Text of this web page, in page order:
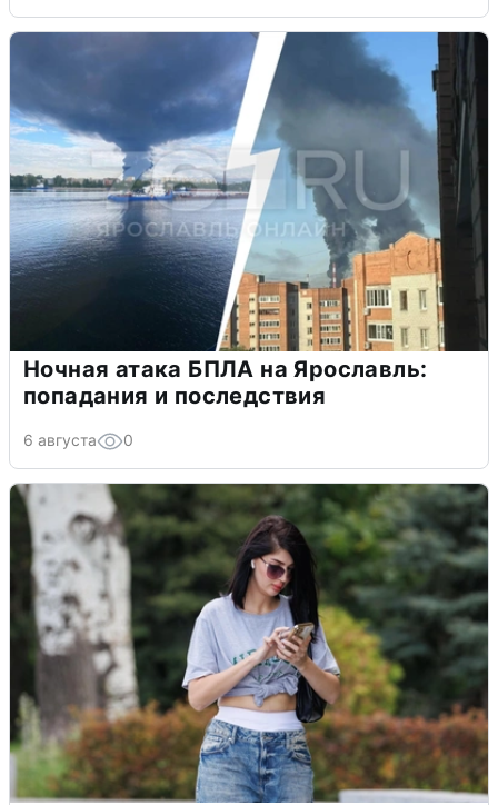
Ночная атака БПЛА на Ярославль:
попадания и последствия
6 августа 0